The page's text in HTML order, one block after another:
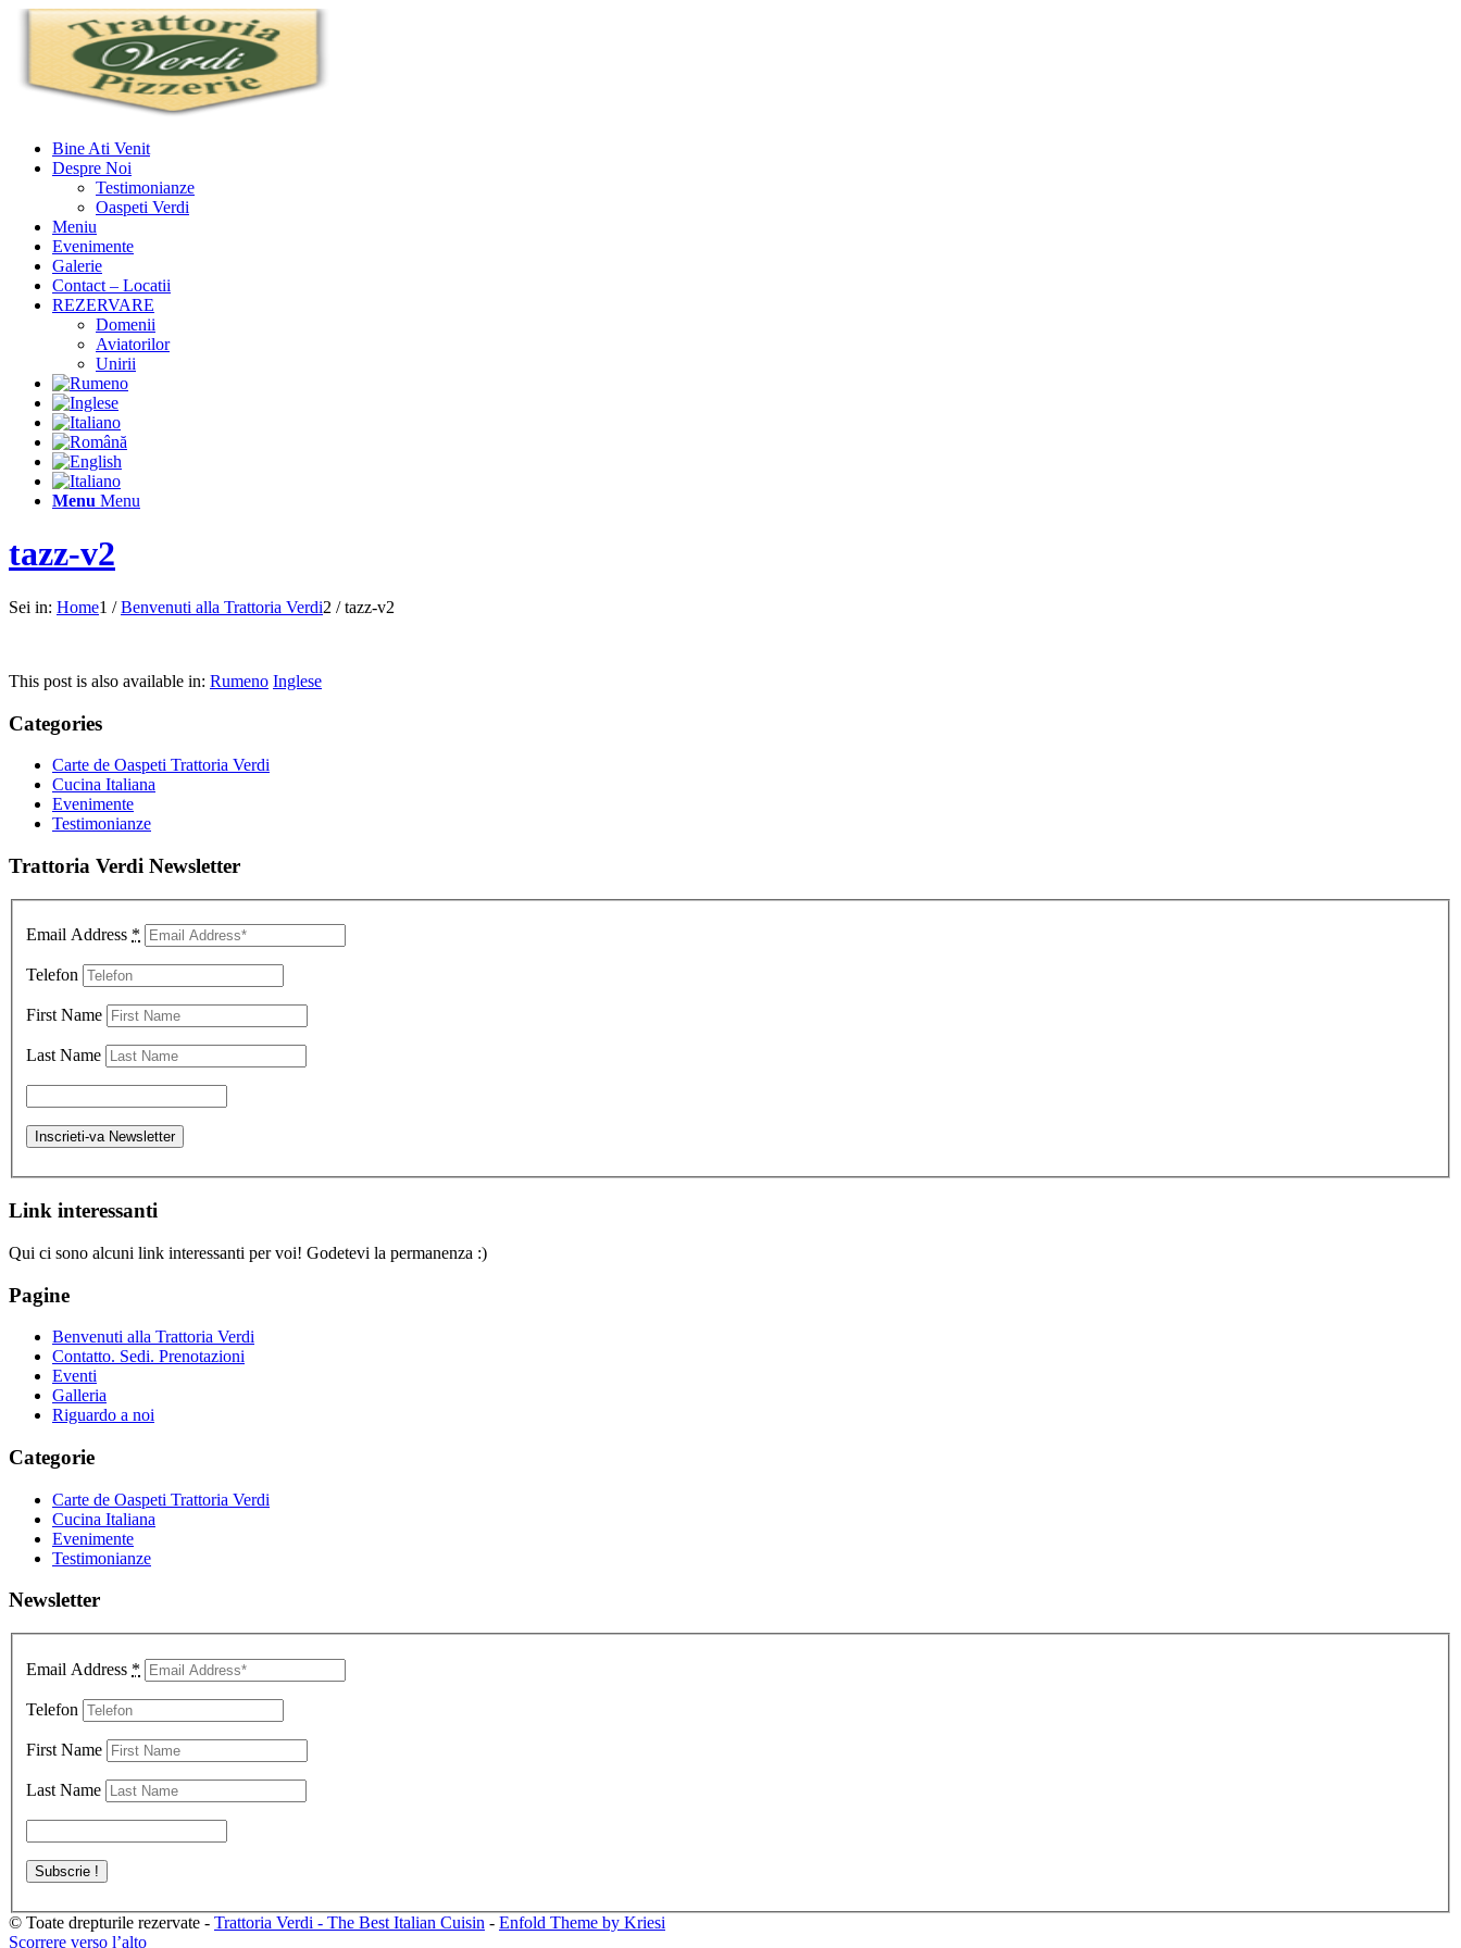
Bine Ati Venit
Despre Noi
Testimonianze
Oaspeti Verdi
Meniu
Evenimente
Galerie
Contact – Locatii
REZERVARE
Domenii
Aviatorilor
Unirii
Menu Menu
tazz-v2
Sei in: Home1 / Benvenuti alla Trattoria Verdi2 / tazz-v2
This post is also available in: Rumeno Inglese
Categories
Carte de Oaspeti Trattoria Verdi
Cucina Italiana
Evenimente
Testimonianze
Trattoria Verdi Newsletter
Email Address *
Telefon
First Name
Last Name
Link interessanti
Qui ci sono alcuni link interessanti per voi! Godetevi la permanenza :)
Pagine
Benvenuti alla Trattoria Verdi
Contatto. Sedi. Prenotazioni
Eventi
Galleria
Riguardo a noi
Categorie
Carte de Oaspeti Trattoria Verdi
Cucina Italiana
Evenimente
Testimonianze
Newsletter
Email Address *
Telefon
First Name
Last Name
© Toate drepturile rezervate - Trattoria Verdi - The Best Italian Cuisin - Enfold Theme by Kriesi
Scorrere verso l’alto